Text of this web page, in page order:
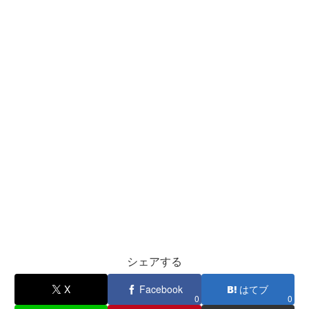
シェアする
X Facebook
0
はてブ
0